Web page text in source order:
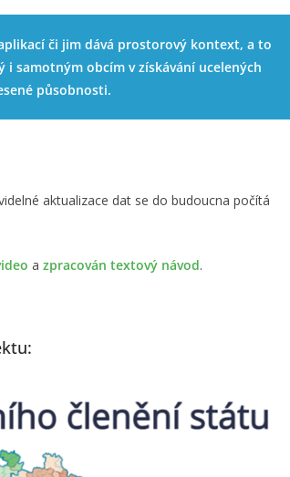
či jim dává prostorový kontext, a to
samotným obcím v získávání ucelených
působnosti.
aktualizace dat se do budoucna počítá
a zpracován textový návod.